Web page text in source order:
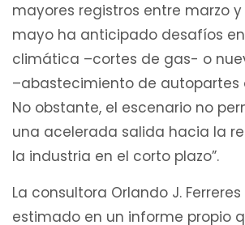
mayores registros entre marzo
mayo ha anticipado desafíos
climática –cortes de gas- o
–abastecimiento de autopartes
No obstante, el escenario no
una acelerada salida hacia la
la industria en el corto plazo”.
La consultora Orlando J.
estimado en un informe propio